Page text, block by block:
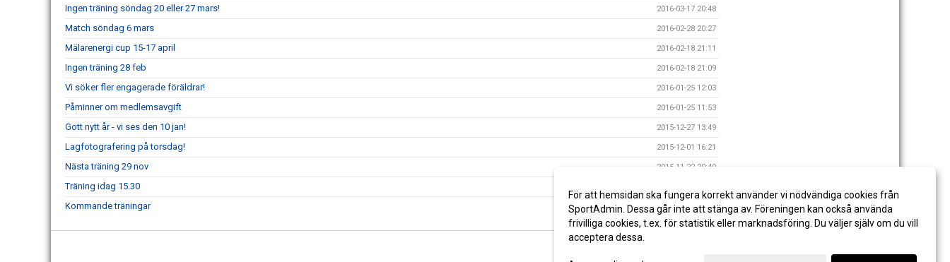
Ingen träning söndag 20 eller 27 mars! 2016-03-17 20:48
Match söndag 6 mars 2016-02-28 20:27
Mälarenergi cup 15-17 april 2016-02-18 21:11
Ingen träning 28 feb 2016-02-18 21:09
Vi söker fler engagerade föräldrar! 2016-01-25 12:03
Påminner om medlemsavgift 2016-01-25 11:53
Gott nytt år - vi ses den 10 jan! 2015-12-27 13:49
Lagfotografering på torsdag! 2015-12-01 16:21
Nästa träning 29 nov 2015-11-22 20:40
Träning idag 15.30
Kommande träningar 2015-11-04 20:57
För att hemsidan ska fungera korrekt använder vi nödvändiga cookies från
SportAdmin. Dessa går inte att stänga av. Föreningen kan också använda
frivilliga cookies, t.ex. för statistik eller marknadsföring. Du väljer själv om du vill
acceptera dessa.